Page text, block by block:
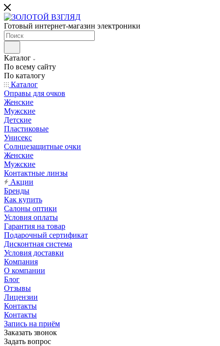
Готовый интернет-магазин электроники
Каталог
По всему сайту
По каталогу
Каталог
Оправы для очков
Женские
Мужские
Детские
Пластиковые
Унисекс
Солнцезащитные очки
Женские
Мужские
Контактные линзы
Акции
Бренды
Как купить
Салоны оптики
Условия оплаты
Гарантия на товар
Подарочный сертификат
Дисконтная система
Условия доставки
Компания
О компании
Блог
Отзывы
Лицензии
Контакты
Контакты
Запись на приём
Заказать звонок
Задать вопрос